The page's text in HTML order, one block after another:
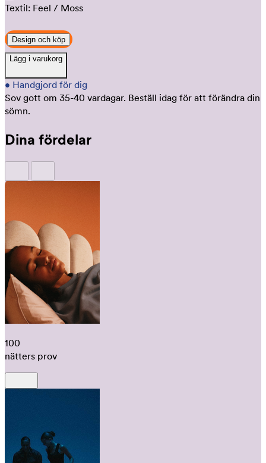
Textil: Feel / Moss
Design och köp
Lägg i varukorg
• Handgjord för dig
Sov gott om 35-40 vardagar. Beställ idag för att förändra din
sömn.
Dina fördelar
100
nätters prov